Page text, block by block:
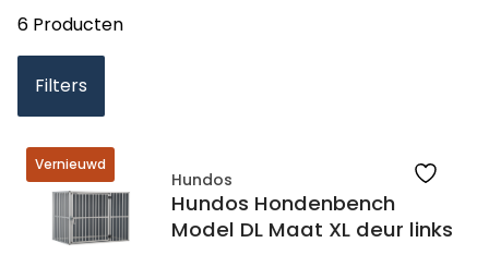
6 Producten
Filters
Vernieuwd
Hundos
Hundos Hondenbench
Model DL Maat XL deur links